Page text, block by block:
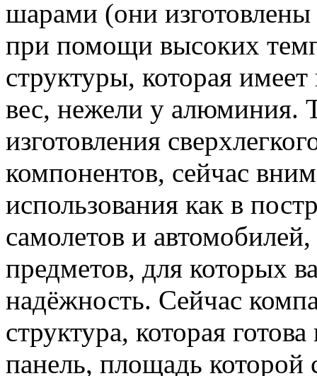
шарами (они изготовлены
при помощи высоких
структуры, которая
вес, нежели у алюминия.
изготовления
компонентов, сейчас
использования как в
самолетов и
предметов, для которых
надёжность. Сейчас
структура, которая
панель, площадь которой